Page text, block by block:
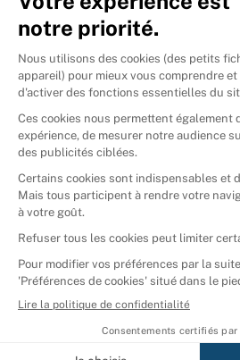
🇪🇸 Espagne
🇩🇪Allemagne
🇮🇹 Italie